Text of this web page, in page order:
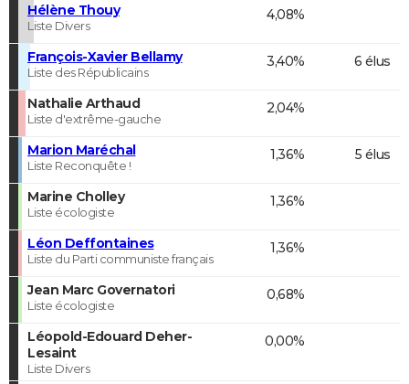
Hélène Thouy
Liste Divers
4,08%
François-Xavier Bellamy
Liste des Républicains
3,40% 6 élus
Nathalie Arthaud
Liste d'extrême-gauche
2,04%
Marion Maréchal
Liste Reconquête !
1,36% 5 élus
Marine Cholley
Liste écologiste
1,36%
Léon Deffontaines
Liste du Parti communiste français
1,36%
Jean Marc Governatori
Liste écologiste
0,68%
Léopold-Edouard Deher-
Lesaint
Liste Divers
0,00%